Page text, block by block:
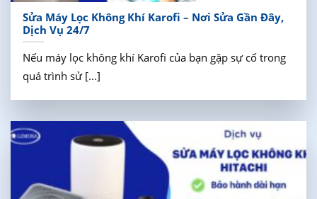
Sửa Máy Lọc Không Khí Karofi – Nơi Sửa Gần Đây,
Dịch Vụ 24/7
Nếu máy lọc không khí Karofi của bạn gặp sự cố trong
quá trình sử [...]